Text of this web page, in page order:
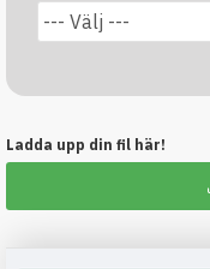
Ladda upp din fil här!